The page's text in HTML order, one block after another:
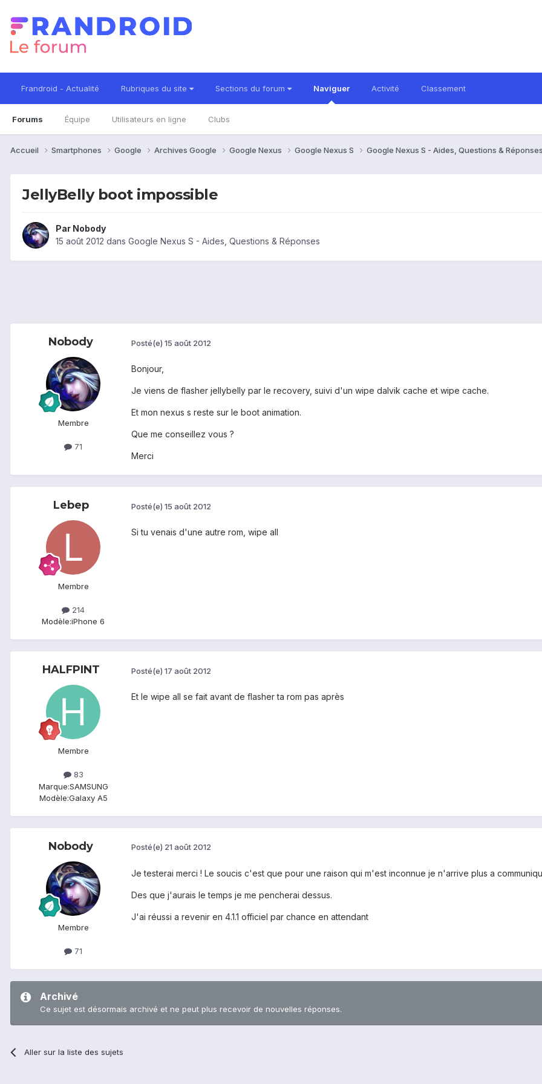
Frandroid - Actualité Rubriques du site Sections du forum Naviguer
Forums Équipe Utilisateurs en ligne Clubs
Activité Classement
Accueil Smartphones Google Archives Google Google Nexus Google Nexus S Google Nexus S - Aides, Questions & Réponses
JellyBelly boot impossible
Par Nobody
15 août 2012 dans Google Nexus S - Aides, Questions & Réponses
Nobody
Membre
71
Posté(e) 15 août 2012
Bonjour,
Je viens de flasher jellybelly par le recovery, suivi d'un wipe dalvik cache et wipe cache.
Et mon nexus s reste sur le boot animation.
Que me conseillez vous ?
Merci
Lebep
Membre
214
Modèle:iPhone 6
Posté(e) 15 août 2012
Si tu venais d'une autre rom, wipe all
HALFPINT
Membre
83
Marque:SAMSUNG
Modèle:Galaxy A5
Posté(e) 17 août 2012
Et le wipe all se fait avant de flasher ta rom pas après
Nobody
Membre
71
Posté(e) 21 août 2012
Je testerai merci ! Le soucis c'est que pour une raison qui m'est inconnue je n'arrive plus a
Des que j'aurais le temps je me pencherai dessus.
J'ai réussi a revenir en 4.1.1 officiel par chance en attendant
Archivé
Ce sujet est désormais archivé et ne peut plus recevoir de nouvelles réponses.
Aller sur la liste des sujets